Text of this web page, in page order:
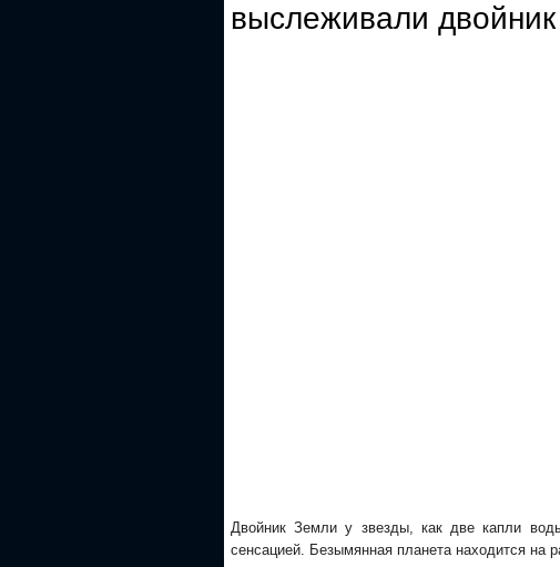
выслеживали
Двойник Земли у звезды, как две капли
сенсацией. Безымянная планета находится на